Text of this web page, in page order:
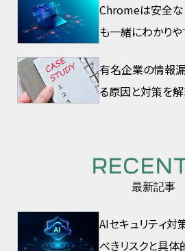
Chromeは安全
も一緒にわかりや
有名企業の情報
る原因と対策を
最新記事
AIセキュリティ対
べきリスクと具